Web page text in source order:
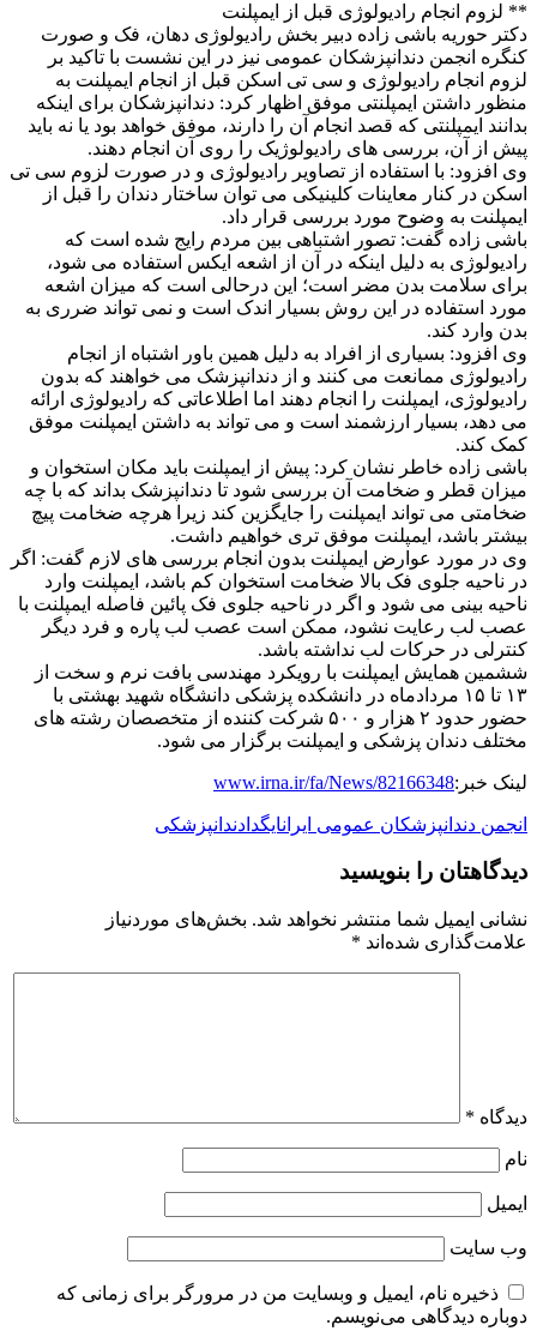
** لزوم انجام رادیولوژی قبل از ایمپلنت
دکتر حوریه باشی زاده دبیر بخش رادیولوژی دهان، فک و صورت
کنگره انجمن دندانپزشکان عمومی نیز در این نشست با تاکید بر
لزوم انجام رادیولوژی و سی تی اسکن قبل از انجام ایمپلنت به
منظور داشتن ایمپلنتی موفق اظهار کرد: دندانپزشکان برای اینکه
بدانند ایمپلنتی که قصد انجام آن را دارند، موفق خواهد بود یا نه باید
پیش از آن، بررسی های رادیولوژیک را روی آن انجام دهند.
وی افزود: با استفاده از تصاویر رادیولوژی و در صورت لزوم سی تی
اسکن در کنار معاینات کلینیکی می توان ساختار دندان را قبل از
ایمپلنت به وضوح مورد بررسی قرار داد.
باشی زاده گفت: تصور اشتباهی بین مردم رایج شده است که
رادیولوژی به دلیل اینکه در آن از اشعه ایکس استفاده می شود،
برای سلامت بدن مضر است؛ این درحالی است که میزان اشعه
مورد استفاده در این روش بسیار اندک است و نمی تواند ضرری به
بدن وارد کند.
وی افزود: بسیاری از افراد به دلیل همین باور اشتباه از انجام
رادیولوژی ممانعت می کنند و از دندانپزشک می خواهند که بدون
رادیولوژی، ایمپلنت را انجام دهند اما اطلاعاتی که رادیولوژی ارائه
می دهد، بسیار ارزشمند است و می تواند به داشتن ایمپلنت موفق
کمک کند.
باشی زاده خاطر نشان کرد: پیش از ایمپلنت باید مکان استخوان و
میزان قطر و ضخامت آن بررسی شود تا دندانپزشک بداند که با چه
ضخامتی می تواند ایمپلنت را جایگزین کند زیرا هرچه ضخامت پیچ
بیشتر باشد، ایمپلنت موفق تری خواهیم داشت.
وی در مورد عوارض ایمپلنت بدون انجام بررسی های لازم گفت: اگر
در ناحیه جلوی فک بالا ضخامت استخوان کم باشد، ایمپلنت وارد
ناحیه بینی می شود و اگر در ناحیه جلوی فک پائین فاصله ایمپلنت با
عصب لب رعایت نشود، ممکن است عصب لب پاره و فرد دیگر
کنترلی در حرکات لب نداشته باشد.
ششمین همایش ایمپلنت با رویکرد مهندسی بافت نرم و سخت از
۱۳ تا ۱۵ مردادماه در دانشکده پزشکی دانشگاه شهید بهشتی با
حضور حدود ۲ هزار و ۵۰۰ شرکت کننده از متخصصان رشته های
مختلف دندان پزشکی و ایمپلنت برگزار می شود.
لینک خبر:www.irna.ir/fa/News/82166348
انجمن دندانپزشکان عمومی ایرانایگدا دندانپزشکی
دیدگاهتان را بنویسید
نشانی ایمیل شما منتشر نخواهد شد. بخش‌های موردنیاز
علامت‌گذاری شده‌اند *
دیدگاه *
نام
ایمیل
وب‌ سایت
ذخیره نام، ایمیل و وبسایت من در مرورگر برای زمانی که
دوباره دیدگاهی می‌نویسم.